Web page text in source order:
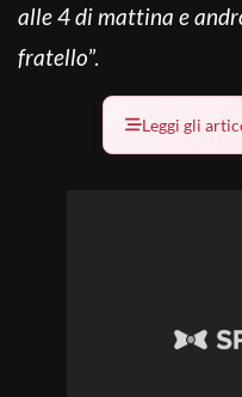
alle 4 di mattina e
fratello”.
Leggi gli